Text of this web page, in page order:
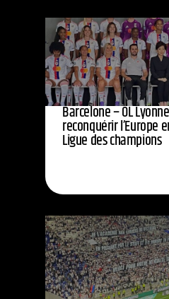
Barcelone – OL
reconquérir l’Europe
Ligue des champions